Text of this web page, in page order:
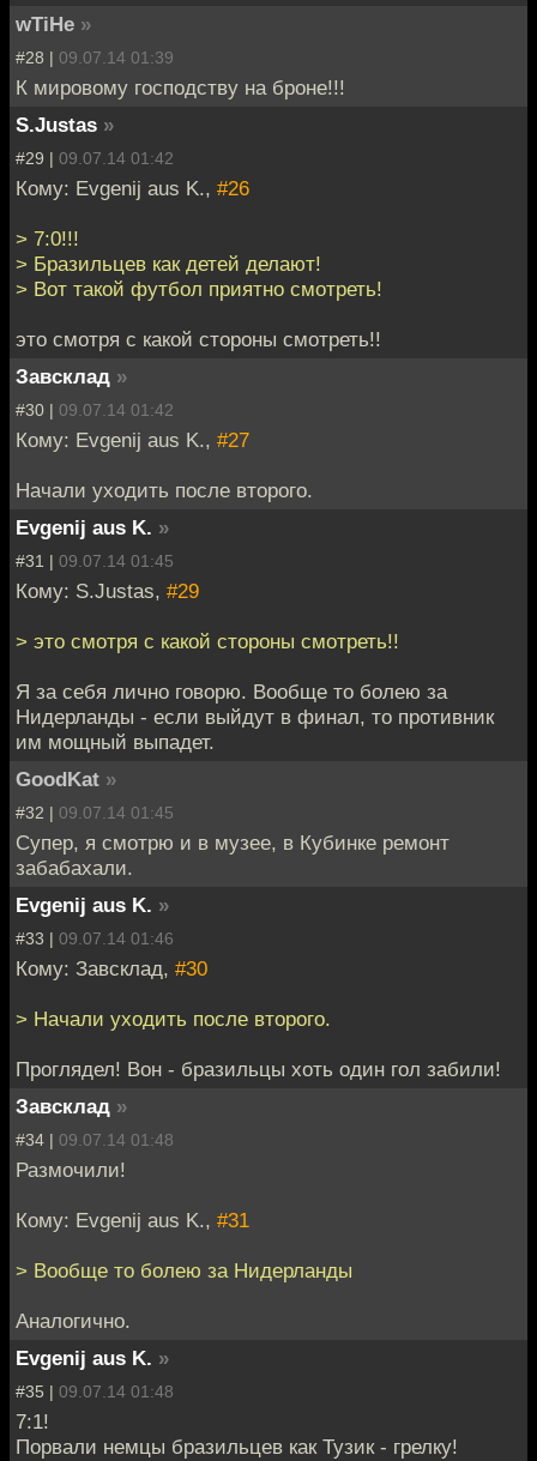
wTiHe »
#28 | 09.07.14 01:39
К мировому господству на броне!!!
S.Justas »
#29 | 09.07.14 01:42
Кому: Evgenij aus K., #26
> 7:0!!!
> Бразильцев как детей делают!
> Вот такой футбол приятно смотреть!
это смотря с какой стороны смотреть!!
Завсклад »
#30 | 09.07.14 01:42
Кому: Evgenij aus K., #27
Начали уходить после второго.
Evgenij aus K. »
#31 | 09.07.14 01:45
Кому: S.Justas, #29
> это смотря с какой стороны смотреть!!
Я за себя лично говорю. Вообще то болею за
Нидерланды - если выйдут в финал, то противник
им мощный выпадет.
GoodKat »
#32 | 09.07.14 01:45
Супер, я смотрю и в музее, в Кубинке ремонт
забабахали.
Evgenij aus K. »
#33 | 09.07.14 01:46
Кому: Завсклад, #30
> Начали уходить после второго.
Проглядел! Вон - бразильцы хоть один гол забили!
Завсклад »
#34 | 09.07.14 01:48
Размочили!
Кому: Evgenij aus K., #31
> Вообще то болею за Нидерланды
Аналогично.
Evgenij aus K. »
#35 | 09.07.14 01:48
7:1!
Порвали немцы бразильцев как Тузик - грелку!